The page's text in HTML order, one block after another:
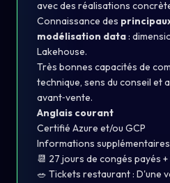
avec des réalisations
Connaissance des
modélisation data :
Lakehouse.
Très bonnes capacités de
technique, sens du conseil et
avant‑vente.
Anglais courant
Certifié Azure et/ou GCP
Informations supplémentaires
📆 27 jours de congés payés +
🥗 Tickets restaurant : D'une